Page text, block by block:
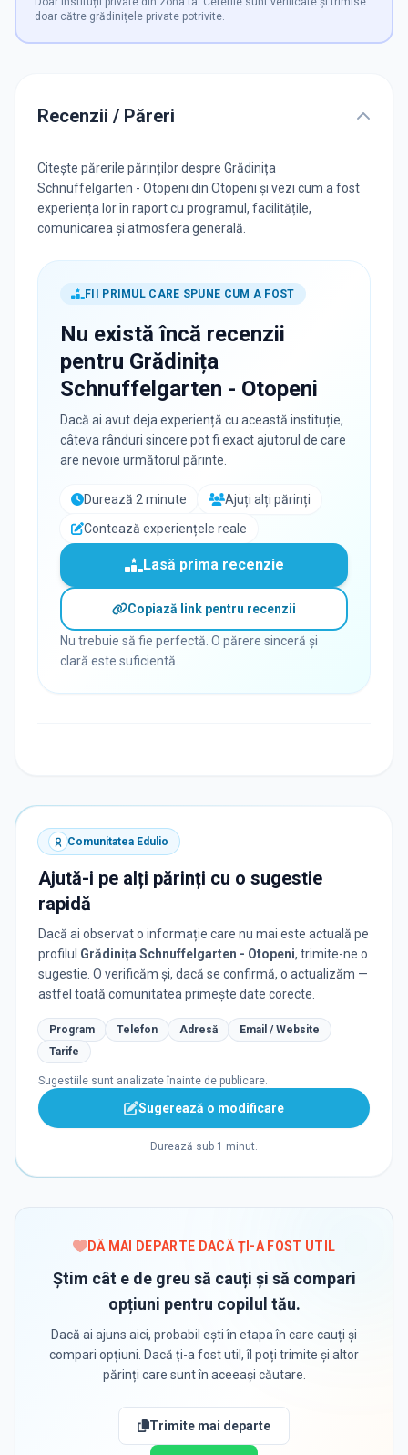
doar către grădinițele private potrivite.
Recenzii / Păreri
Citește părerile părinților despre Grădinița
Schnuffelgarten - Otopeni din Otopeni și vezi cum a fost
experiența lor în raport cu programul, facilitățile,
comunicarea și atmosfera generală.
FII PRIMUL CARE SPUNE CUM A FOST
Nu există încă recenzii
pentru Grădinița
Schnuffelgarten - Otopeni
Dacă ai avut deja experiență cu această instituție,
câteva rânduri sincere pot fi exact ajutorul de care
are nevoie următorul părinte.
Durează 2 minute
Ajuți alți părinți
Contează experiențele reale
Lasă prima recenzie
Copiază link pentru recenzii
Nu trebuie să fie perfectă. O părere sinceră și
clară este suficientă.
Comunitatea Edulio
Ajută-i pe alți părinți cu o sugestie
rapidă
Dacă ai observat o informație care nu mai este actuală pe
profilul Grădinița Schnuffelgarten - Otopeni, trimite-ne o
sugestie. O verificăm și, dacă se confirmă, o actualizăm —
astfel toată comunitatea primește date corecte.
Program Telefon Adresă
Email / Website
Tarife
Sugestiile sunt analizate înainte de publicare.
Sugerează o modificare
Durează sub 1 minut.
DĂ MAI DEPARTE DACĂ ȚI-A FOST UTIL
Știm cât e de greu să cauți și să compari
opțiuni pentru copilul tău.
Dacă ai ajuns aici, probabil ești în etapa în care cauți și
compari opțiuni. Dacă ți-a fost util, îl poți trimite și altor
părinți care sunt în aceeași căutare.
Trimite mai departe